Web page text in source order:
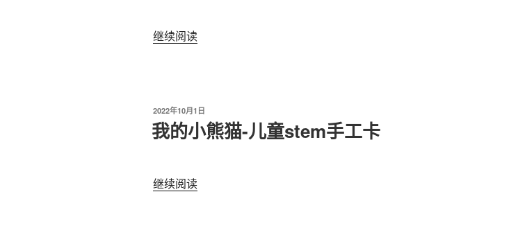
继续阅读“儿
门-
稻
STEM
发
布
于
2022年10月1日
我的小熊猫-儿童stem手工卡
继续阅读“我